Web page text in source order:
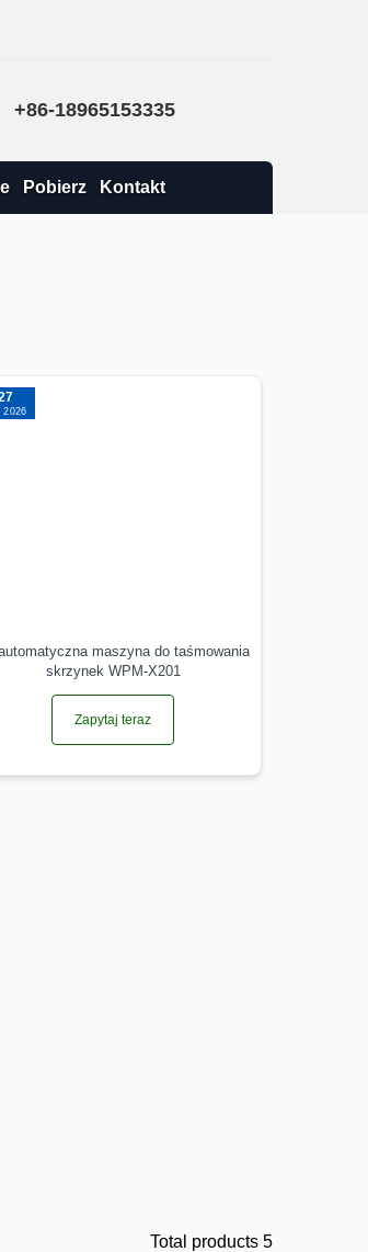
+86-18965153335
Pobierz Kontakt
2026
maszyna do taśmowania
skrzynek WPM-X201
Zapytaj teraz
Total products 5